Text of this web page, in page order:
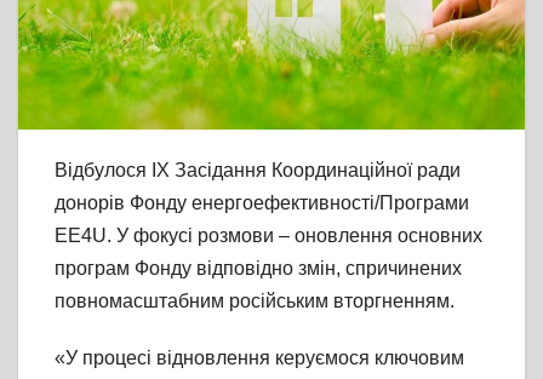
Відбулося IX Засідання Координаційної ради
донорів Фонду енергоефективності/Програми
EE4U. У фокусі розмови – оновлення основних
програм Фонду відповідно змін, спричинених
повномасштабним російським вторгненням.
«У процесі відновлення керуємося ключовим